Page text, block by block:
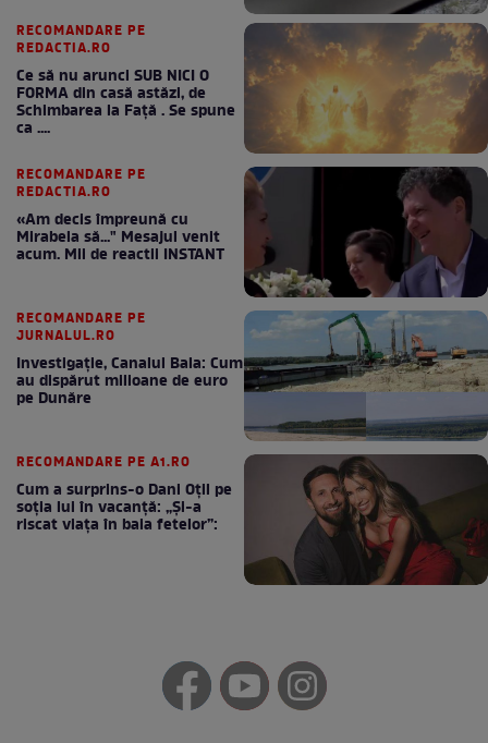
RECOMANDARE PE
REDACTIA.RO
Ce să nu arunci SUB NICI O
FORMA din casă astăzi, de
Schimbarea la Față . Se spune
ca ....
RECOMANDARE PE
REDACTIA.RO
«Am decis împreună cu
Mirabela să..." Mesajul venit
acum. Mii de reactii INSTANT
RECOMANDARE PE
JURNALUL.RO
Investigație, Canalul Bala: Cum
au dispărut milioane de euro
pe Dunăre
RECOMANDARE PE A1.RO
Cum a surprins-o Dani Oțil pe
soția lui în vacanță: „Și-a
riscat viața în baia fetelor”: